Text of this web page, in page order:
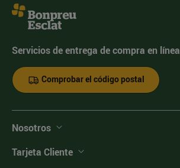
Servicios de entrega de compra en línea
Comprobar el código postal
Nosotros
Tarjeta Cliente